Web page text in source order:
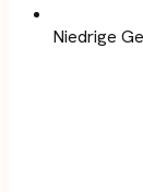
Niedrige